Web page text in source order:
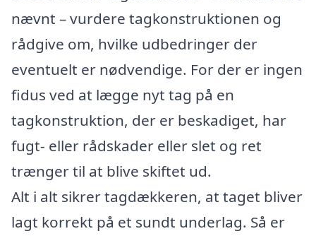
nævnt – vurdere tagkonstruktionen og
rådgive om, hvilke udbedringer der
eventuelt er nødvendige. For der er ingen
fidus ved at lægge nyt tag på en
tagkonstruktion, der er beskadiget, har
fugt- eller rådskader eller slet og ret
trænger til at blive skiftet ud.
Alt i alt sikrer tagdækkeren, at taget bliver
lagt korrekt på et sundt underlag. Så er